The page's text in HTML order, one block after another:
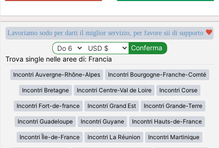
Lavoriamo sodo per darti il miglior servizio, per favore sii di supporto
Trova single nelle aree di: Francia
Incontri Auvergne-Rhône-Alpes Incontri Bourgogne-Franche-Comté
Incontri Bretagne Incontri Centre-Val de Loire Incontri Corse
Incontri Fort-de-france Incontri Grand Est Incontri Grande-Terre
Incontri Guadeloupe Incontri Guyane Incontri Hauts-de-France
Incontri Île-de-France Incontri La Réunion Incontri Martinique